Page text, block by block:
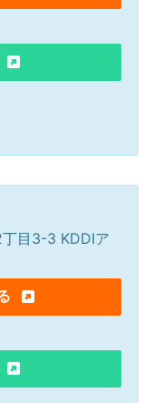
目3-3 KDDIア